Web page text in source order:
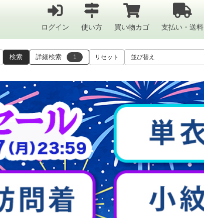
ログイン 使い方 買い物カゴ 支払い・送料
検索 詳細検索 1 リセット